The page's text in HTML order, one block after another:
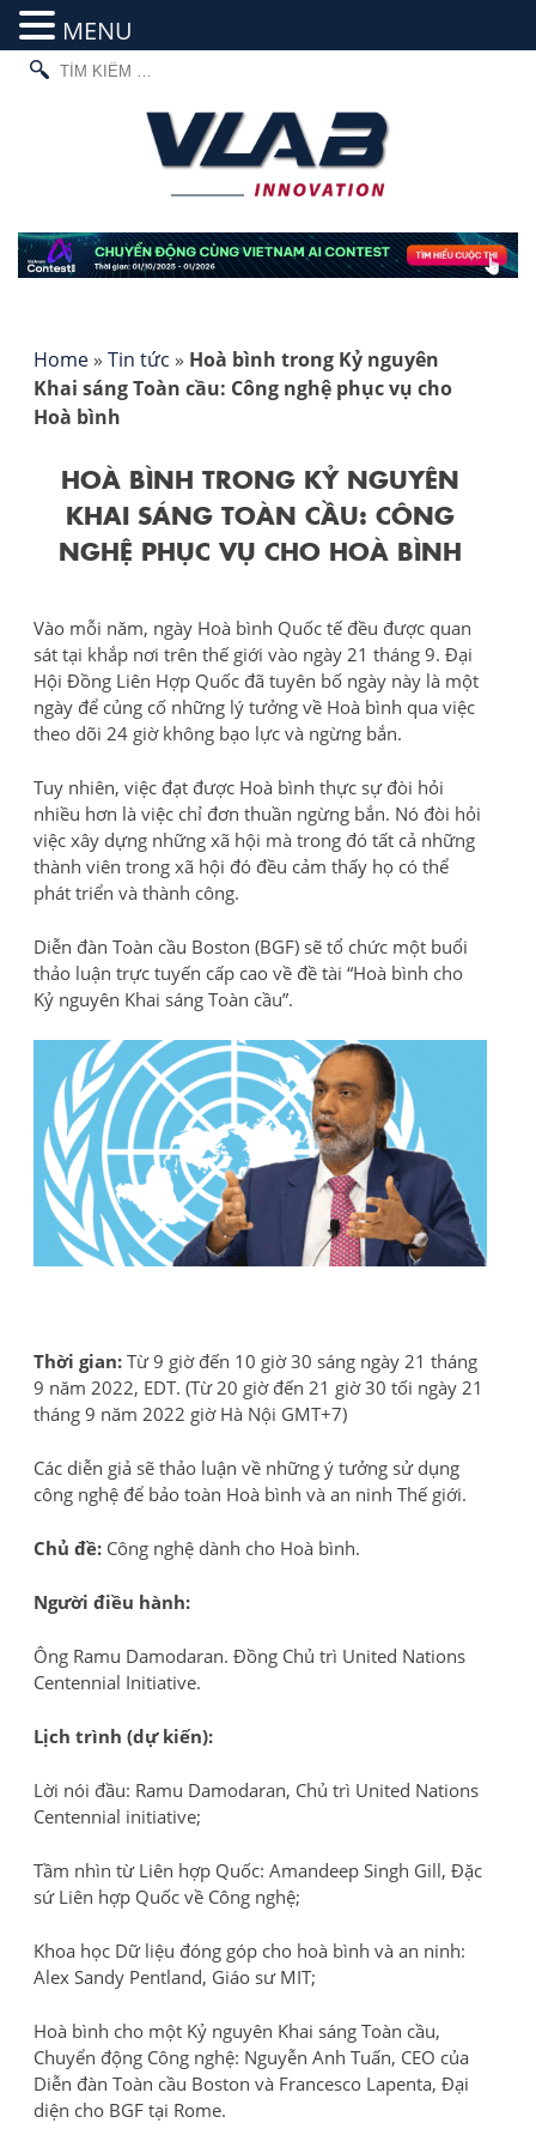
Skip
TÌM
KIẾM
Home » Tin tức » Hoà bình trong Kỷ nguyên
Khai sáng Toàn cầu: Công nghệ phục vụ cho
Hoà bình
HOÀ BÌNH TRONG KỶ NGUYÊN
KHAI SÁNG TOÀN CẦU: CÔNG
NGHỆ PHỤC VỤ CHO HOÀ BÌNH
Vào mỗi năm, ngày Hoà bình Quốc tế đều được quan
sát tại khắp nơi trên thế giới vào ngày 21 tháng 9. Đại
Hội Đồng Liên Hợp Quốc đã tuyên bố ngày này là một
ngày để củng cố những lý tưởng về Hoà bình qua việc
theo dõi 24 giờ không bạo lực và ngừng bắn.
Tuy nhiên, việc đạt được Hoà bình thực sự đòi hỏi
nhiều hơn là việc chỉ đơn thuần ngừng bắn. Nó đòi hỏi
việc xây dựng những xã hội mà trong đó tất cả những
thành viên trong xã hội đó đều cảm thấy họ có thể
phát triển và thành công.
Diễn đàn Toàn cầu Boston (BGF) sẽ tổ chức một buổi
thảo luận trực tuyến cấp cao về đề tài “Hoà bình cho
Kỷ nguyên Khai sáng Toàn cầu”.
Thời gian: Từ 9 giờ đến 10 giờ 30 sáng ngày 21 tháng
9 năm 2022, EDT. (Từ 20 giờ đến 21 giờ 30 tối ngày 21
tháng 9 năm 2022 giờ Hà Nội GMT+7)
Các diễn giả sẽ thảo luận về những ý tưởng sử dụng
công nghệ để bảo toàn Hoà bình và an ninh Thế giới.
Chủ đề: Công nghệ dành cho Hoà bình.
Người điều hành:
Ông Ramu Damodaran. Đồng Chủ trì United Nations
Centennial Initiative.
Lịch trình (dự kiến):
Lời nói đầu: Ramu Damodaran, Chủ trì United Nations
Centennial initiative;
Tầm nhìn từ Liên hợp Quốc: Amandeep Singh Gill, Đặc
sứ Liên hợp Quốc về Công nghệ;
Khoa học Dữ liệu đóng góp cho hoà bình và an ninh:
Alex Sandy Pentland, Giáo sư MIT;
Hoà bình cho một Kỷ nguyên Khai sáng Toàn cầu,
Chuyển động Công nghệ: Nguyễn Anh Tuấn, CEO của
Diễn đàn Toàn cầu Boston và Francesco Lapenta, Đại
diện cho BGF tại Rome.
MENU